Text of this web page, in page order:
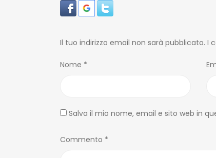
Il tuo indirizzo email non sarà pubblicato. I
Nome *
Salva il mio nome, email e sito web in
Commento *